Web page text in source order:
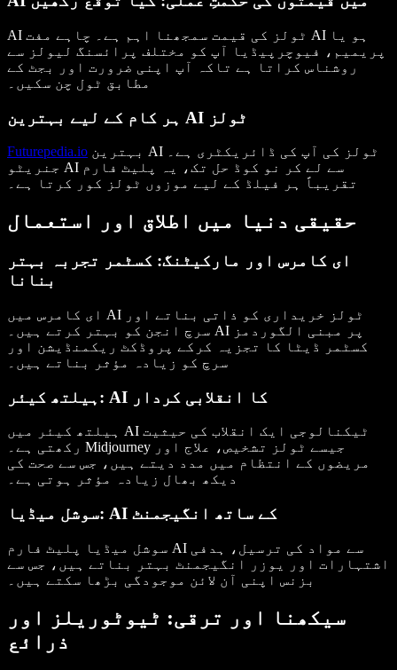
AI ٹولز کی قیمت سمجھنا اہم ہے۔ چاہے مفت AI
پریمیم، فیوچرپیڈیا آپ کو مختلف پرائسنگ لیولز سے
روشناس کراتا ہے تاکہ آپ اپنی ضرورت اور بجٹ کے
مطابق ٹول چن سکیں۔
ہر کام کے لیے بہترین AI ٹولز
Futurepedia.io AI ٹولز
کی آپ کی ڈائریکٹری ہے۔
جنریٹو AI
سے لے کر نو کوڈ حل تک، یہ پلیٹ فارم
تقریباً ہر فیلڈ کے لیے موزوں ٹولز کور کرتا ہے۔
حقیقی دنیا میں اطلاق اور استعمال
ای کامرس اور مارکیٹنگ: کسٹمر تجربہ بہتر
بنانا
ای کامرس میں AI ٹولز خریداری کو ذاتی بناتے اور
سرچ انجن کو بہتر کرتے ہیں۔ AI پر مبنی الگوردمز
کسٹمر ڈیٹا کا تجزیہ کرکے پروڈکٹ ریکمنڈیشن اور
سرچ کو زیادہ مؤثر بناتے ہیں۔
ہیلتھ کیئر: AI کا انقلابی کردار
ہیلتھ کیئر میں AI ٹیکنالوجی ایک انقلاب کی حیثیت
Midjourney
مریضوں کے انتظام میں مدد دیتے ہیں، جس سے صحت کی
دیکھ بھال زیادہ مؤثر ہوتی ہے۔
سوشل میڈیا: AI کے ساتھ انگیجمنٹ
سوشل میڈیا
پلیٹ فارم AI سے مواد کی ترسیل، ہدفی
اشتہارات اور یوزر انگیجمنٹ بہتر بناتے ہیں، جس سے
بزنس اپنی آن لائن موجودگی بڑھا سکتے ہیں۔
سیکھنا اور ترقی: ٹیوٹوریلز اور
ذرائع